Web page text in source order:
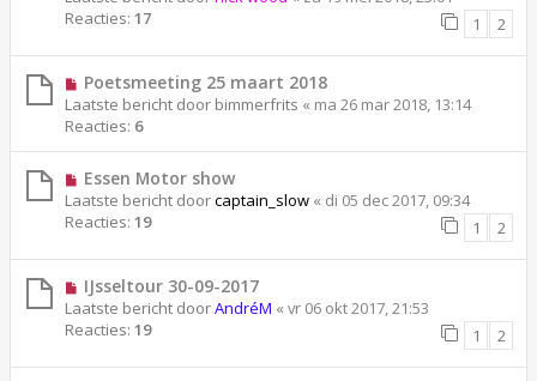
Reacties: 17 1 2
Poetsmeeting 25 maart 2018
Laatste bericht door bimmerfrits « ma 26 mar 2018, 13:14
Reacties: 6
Essen Motor show
Laatste bericht doorcaptain_slow « di 05 dec 2017, 09:34
Reacties: 19 1 2
IJsseltour 30-09-2017
Laatste bericht doorAndréM « vr 06 okt 2017, 21:53
Reacties: 19 1 2